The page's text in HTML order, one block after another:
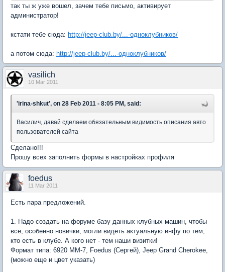
так ты ж уже вошел, зачем тебе письмо, активирует
администратор!
кстати тебе сюда: http://jeep-club.by/...-одноклубников/
а потом сюда: http://jeep-club.by/...-одноклубников/
vasilich
10 Mar 2011
'irina-shkut', on 28 Feb 2011 - 8:05 PM, said:
Василич, давай сделаем обязательным видимость описания авто
пользователей сайта
Сделано!!!
Прошу всех заполнить формы в настройках профиля
foedus
11 Mar 2011
Есть пара предложений.
1. Надо создать на форуме базу данных клубных машин, чтобы
все, особенно новички, могли видеть актуальную инфу по тем,
кто есть в клубе. А кого нет - тем наши визитки!
Формат типа: 6920 ММ-7, Foedus (Сергей), Jeep Grand Cherokee,
(можно еще и цвет указать)